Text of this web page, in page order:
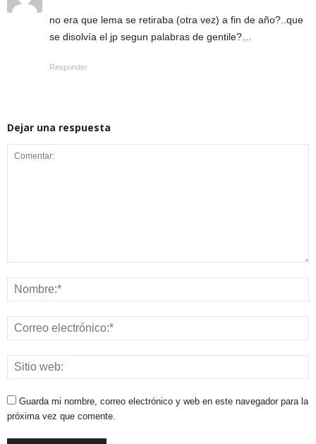
no era que lema se retiraba (otra vez) a fin de año?..que
se disolvía el jp segun palabras de gentile?…
Responder
Dejar una respuesta
Guarda mi nombre, correo electrónico y web en este navegador para la
próxima vez que comente.